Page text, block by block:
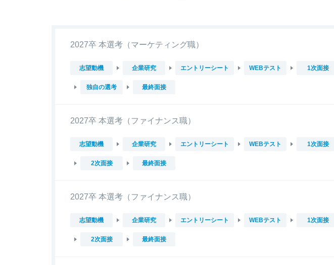
2027卒 本選考（マーケティング職）
志望動機 企業研究 エントリーシート WEBテスト 1次面接
独自の選考 最終面接
2027卒 本選考（ファイナンス職）
志望動機 企業研究 エントリーシート WEBテスト 1次面接
2次面接 最終面接
2027卒 本選考（ファイナンス職）
志望動機 企業研究 エントリーシート WEBテスト 1次面接
2次面接 最終面接